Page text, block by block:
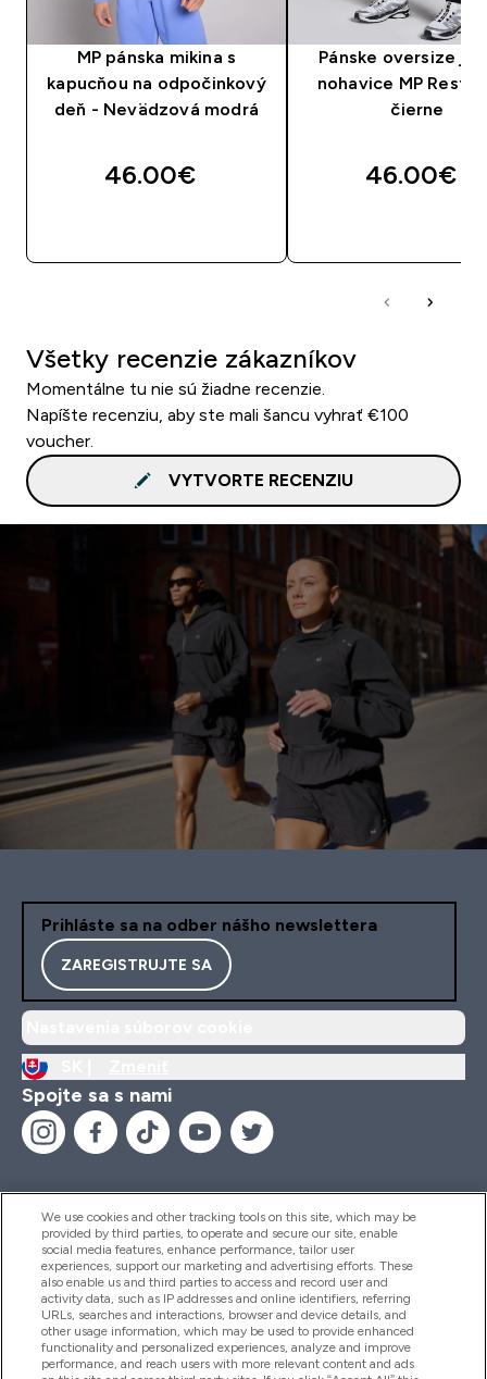
MP pánska mikina s
kapucňou na odpočinkový
deň - Nevädzová modrá
46.00€‎
Pánske oversize
nohavice MP Rest
čierne
46.00€‎
Všetky recenzie zákazníkov
Momentálne tu nie sú žiadne recenzie.
Napíšte recenziu, aby ste mali šancu vyhrať €100
voucher.
VYTVORTE RECENZIU
Prihláste sa na odber nášho newslettera
ZAREGISTRUJTE SA
Spojte sa s nami
Pomoc & Informácie
Produkty
We use cookies and other tracking tools on this site, which may be
provided by third parties, to operate and secure our site, enable
social media features, enhance performance, tailor user
experiences, support our marketing and advertising efforts. These
also enable us and third parties to access and record user and
activity data, such as IP addresses and online identifiers, referring
URLs, searches and interactions, browser and device details, and
other usage information, which may be used to provide enhanced
functionality and personalized experiences, analyze and improve
performance, and reach users with more relevant content and ads